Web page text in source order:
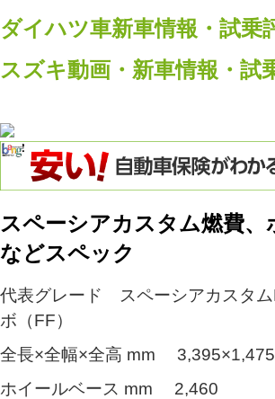
ダイハツ車新車情報・試乗
スズキ動画・新車情報・試
スペーシアカスタム燃費、
などスペック
代表グレード スペーシアカスタ
ボ（FF）
全長×全幅×全高 mm
ホイールベース mm 2,460